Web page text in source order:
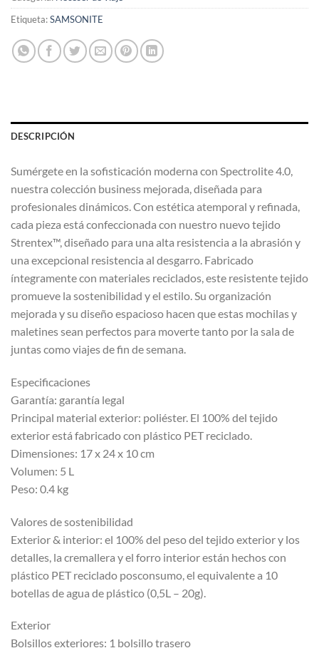
Etiqueta:SAMSONITE
DESCRIPCIÓN
Sumérgete en la sofisticación moderna con Spectrolite 4.0,
nuestra colección business mejorada, diseñada para
profesionales dinámicos. Con estética atemporal y refinada,
cada pieza está confeccionada con nuestro nuevo tejido
Strentex™, diseñado para una alta resistencia a la abrasión y
una excepcional resistencia al desgarro. Fabricado
íntegramente con materiales reciclados, este resistente tejido
promueve la sostenibilidad y el estilo. Su organización
mejorada y su diseño espacioso hacen que estas mochilas y
maletines sean perfectos para moverte tanto por la sala de
juntas como viajes de fin de semana.
Especificaciones
Garantía: garantía legal
Principal material exterior: poliéster. El 100% del tejido
exterior está fabricado con plástico PET reciclado.
Dimensiones: 17 x 24 x 10 cm
Volumen: 5 L
Peso: 0.4 kg
Valores de sostenibilidad
Exterior & interior: el 100% del peso del tejido exterior y los
detalles, la cremallera y el forro interior están hechos con
plástico PET reciclado posconsumo, el equivalente a 10
botellas de agua de plástico (0,5L – 20g).
Exterior
Bolsillos exteriores: 1 bolsillo trasero